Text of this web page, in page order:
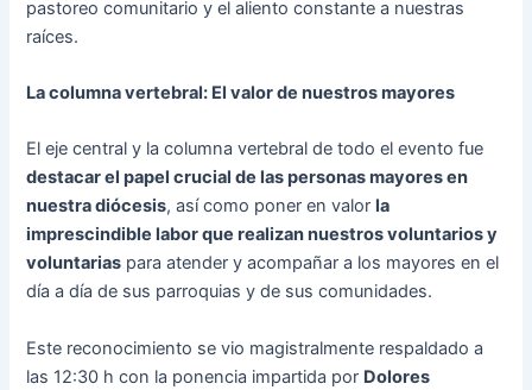
pastoreo comunitario y el aliento constante a nuestras
raíces.
La columna vertebral: El valor de nuestros mayores
El eje central y la columna vertebral de todo el evento fue
destacar el papel crucial de las personas mayores en
nuestra diócesis, así como poner en valor la
imprescindible labor que realizan nuestros voluntarios y
voluntarias para atender y acompañar a los mayores en el
día a día de sus parroquias y de sus comunidades.
Este reconocimiento se vio magistralmente respaldado a
las 12:30 h con la ponencia impartida por Dolores